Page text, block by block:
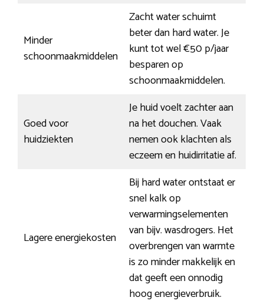
Minder
schoonmaakmiddelen
Zacht water schuimt
beter dan hard water. Je
kunt tot wel €50 p/jaar
besparen op
schoonmaakmiddelen.
Goed voor
huidziekten
Je huid voelt zachter aan
na het douchen. Vaak
nemen ook klachten als
eczeem en huidirritatie af.
Lagere energiekosten
Bij hard water ontstaat er
snel kalk op
verwarmingselementen
van bijv. wasdrogers. Het
overbrengen van warmte
is zo minder makkelijk en
dat geeft een onnodig
hoog energieverbruik.